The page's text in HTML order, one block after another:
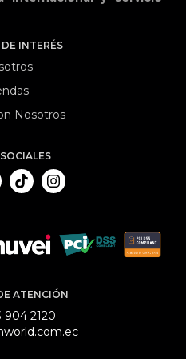
INTERÉS
Nosotros
ATENCIÓN
904 2120